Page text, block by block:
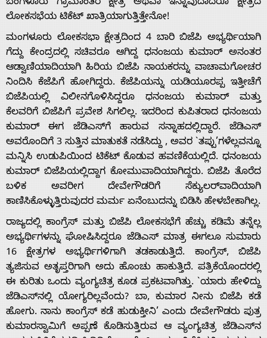
Home
About
Us
Advertise
With
s
Contact
Us
ಬೆಂಗಳೂರು ಗ್ರಾಮಾಂತರ ಕ್ಷೇತ್ರ ಅಥವಾ ಇನ್ನಾವುದಾದರೂ ಕ್ಷೇತ್ರದ
ಲೋಕಸಭೆಯ ಟಿಕೆಟ್ ಖಾತ್ರಿಯಾಗುತ್ತಿತ್ತೇನೋ!
ಮಂಗಳೂರು ಲೋಕಸಭಾ ಕ್ಷೇತ್ರದಿಂದ 4 ಬಾರಿ ಬಿಜೆಪಿ ಅಭ್ಯರ್ಥಿಯಾಗಿ
ಗೆದ್ದು ಕೇಂದ್ರದಲ್ಲಿ ಸಚಿವರೂ ಆಗಿದ್ದ ಧನಂಜಯ ಕುಮಾರ್ ಅನಂತರ
ಆಡ್ವಾಣಿಯಾದಿಯಾಗಿ ಹಿರಿಯ ಬಿಜೆಪಿ ನಾಯಕರನ್ನು ವಾಚಾಮಗೋಚರ
ನಿಂದಿಸಿ ಕೆಜೆಪಿಗೆ ಹೋಗಿದ್ದರು. ಕೆಜೆಪಿಯನ್ನು ಯಡಿಯೂರಪ್ಪ ಇತ್ತೀಚೆಗೆ
ಬಿಜೆಪಿಯಲ್ಲಿ ವಿಲೀನಗೊಳಿಸಿದ್ದರೂ ಧನಂಜಯ ಕುಮಾರ್ ಮತ್ತು
ಕೆಲವರಿಗೆ ಬಿಜೆಪಿಗೆ ಪ್ರವೇಶ ಸಿಗಲಿಲ್ಲ. ಇದರಿಂದ ಕುಪಿತರಾದ ಧನಂಜಯ
ಕುಮಾರ್ ಈಗ ಜೆಡಿಎಸ್‌ಗೆ ಹಾರುವ ಸನ್ನಾಹದಲ್ಲಿದ್ದಾರೆ. ಜೆಡಿಎಸ್
ಅವರೊಂದಿಗೆ 3 ಸುತ್ತಿನ ಮಾತುಕತೆ ನಡೆಸಿದ್ದು , ಅವರ `ತಪ್ಪು’ಗಳೆಲ್ಲವನ್ನೂ
ಮನ್ನಿಸಿ ಉಡುಪಿಯಿಂದ ಟಿಕೆಟ್ ಕೊಡುವ ಹವಣಿಕೆಯಲ್ಲಿದೆ. ಧನಂಜಯ
ಕುಮಾರ್ ಬಿಜೆಪಿಯಲ್ಲಿದ್ದಾಗ ಕೋಮುವಾದಿಯಾಗಿದ್ದರು. ಬಿಜೆಪಿ ತೊರೆದ
ಬಳಿಕ ಅವರೀಗ ದೇವೇಗೌಡರಿಗೆ ಸೆಕ್ಯುಲರ್‌ವಾದಿಯಾಗಿ
ಕಾಣಿಸಿಕೊಳ್ಳುತ್ತಿರುವುದರ ಮರ್ಮ ಏನೆಂಬುದನ್ನು ಬಿಡಿಸಿ ಹೇಳಬೇಕಾಗಿಲ್ಲ.
ರಾಜ್ಯದಲ್ಲಿ ಕಾಂಗ್ರೆಸ್ ಮತ್ತು ಬಿಜೆಪಿ ಲೋಕಸಭೆಗೆ ಹೆಚ್ಚು ಕಡಿಮೆ ತನ್ನೆಲ್ಲ
ಅಭ್ಯರ್ಥಿಗಳನ್ನು ಘೋಷಿಸಿದ್ದರೂ ಜೆಡಿಎಸ್ ಮಾತ್ರ ಈಗಲೂ ಸುಮಾರು
16 ಕ್ಷೇತ್ರಗಳ ಅಭ್ಯರ್ಥಿಗಳಿಗಾಗಿ ತಡಕಾಡುತ್ತಿದೆ. ಕಾಂಗ್ರೆಸ್, ಬಿಜೆಪಿ
ತ್ಯಜಿಸುವ ಅತೃಪ್ತರಿಗಾಗಿ ಅದು ಹೊಂಚು ಹಾಕುತ್ತಿದೆ. ಪತ್ರಿಕೆಯೊಂದರಲ್ಲಿ
ಈ ಕುರಿತು ಒಂದು ವ್ಯಂಗ್ಯಚಿತ್ರ ಕೂಡ ಪ್ರಕಟವಾಗಿತ್ತು. `ಯಾರು ಹೇಳಿದ್ದು
ಜೆಡಿಎಸ್‌ನಲ್ಲಿ ಯೋಗ್ಯರಿಲ್ಲವೆಂದು? ಬಾ, ಕುಮಾರ ನೀನು ಬಿಜೆಪಿ ಕಡೆ
ಹೋಗು. ನಾನು ಕಾಂಗ್ರೆಸ್ ಕಡೆ ಹುಡುಕ್ತೀನಿ’ ಎಂದು ದೇವೇಗೌಡರು ಪುತ್ರ
ಕುಮಾರಸ್ವಾಮಿಗೆ ಅಪ್ಪಣೆ ಕೊಡಿಸುತ್ತಿರುವ ಆ ವ್ಯಂಗ್ಯಚಿತ್ರ ಜೆಡಿಎಸ್‌ನ